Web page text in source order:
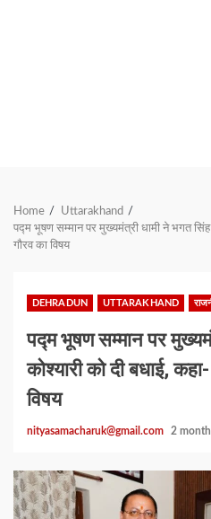
Home
Uttarakhand
पद्म भूषण सम्मान पर मुख्यमंत्री धामी ने भगत
गौरव का विषय
DEHRADUN UTTARAKHAND
पद्म भूषण सम्मान पर
कोश्यारी को दी बधाई,
विषय
nityasamacharuk@gmail.com 2